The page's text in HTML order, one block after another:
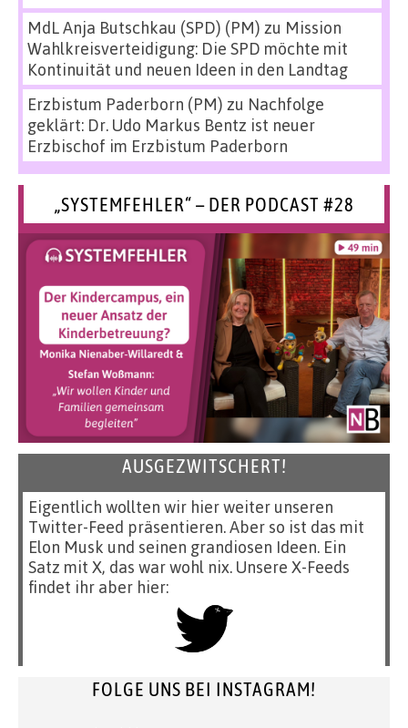
MdL Anja Butschkau (SPD) (PM) zu Mission
Wahlkreisverteidigung: Die SPD möchte mit
Kontinuität und neuen Ideen in den Landtag
Erzbistum Paderborn (PM) zu Nachfolge
geklärt: Dr. Udo Markus Bentz ist neuer
Erzbischof im Erzbistum Paderborn
„SYSTEMFEHLER“ – DER PODCAST #28
AUSGEZWITSCHERT!
Eigentlich wollten wir hier weiter unseren
Twitter-Feed präsentieren. Aber so ist das mit
Elon Musk und seinen grandiosen Ideen. Ein
Satz mit X, das war wohl nix. Unsere X-Feeds
findet ihr aber hier:
FOLGE UNS BEI INSTAGRAM!